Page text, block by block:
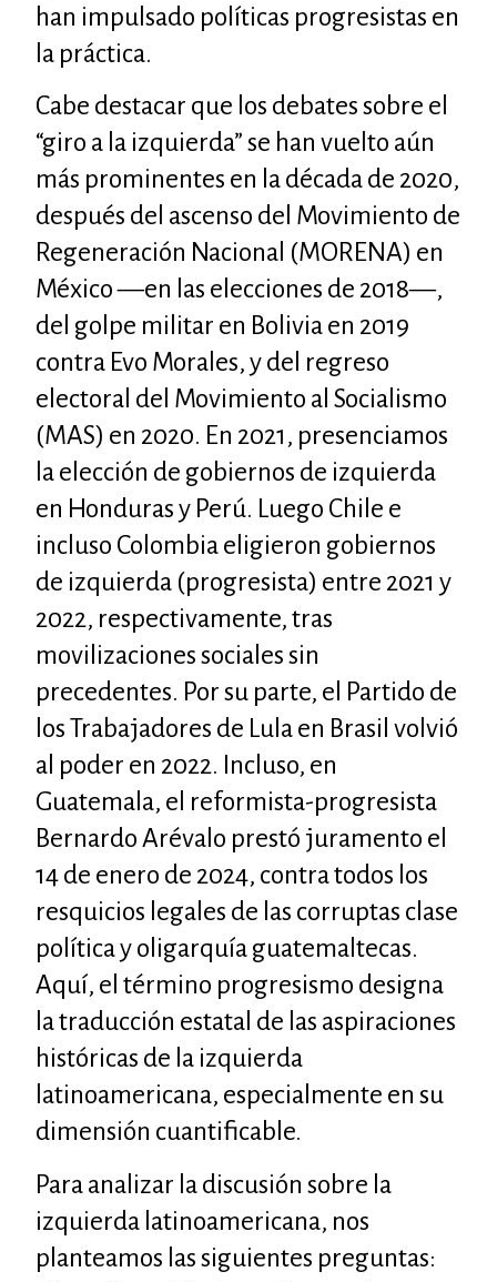
han impulsado políticas progresistas en
la práctica.
Cabe destacar que los debates sobre el
“giro a la izquierda” se han vuelto aún
más prominentes en la década de 2020,
después del ascenso del Movimiento de
Regeneración Nacional (MORENA) en
México —en las elecciones de 2018—,
del golpe militar en Bolivia en 2019
contra Evo Morales, y del regreso
electoral del Movimiento al Socialismo
(MAS) en 2020. En 2021, presenciamos
la elección de gobiernos de izquierda
en Honduras y Perú. Luego Chile e
incluso Colombia eligieron gobiernos
de izquierda (progresista) entre 2021 y
2022, respectivamente, tras
movilizaciones sociales sin
precedentes. Por su parte, el Partido de
los Trabajadores de Lula en Brasil volvió
al poder en 2022. Incluso, en
Guatemala, el reformista-progresista
Bernardo Arévalo prestó juramento el
14 de enero de 2024, contra todos los
resquicios legales de las corruptas clase
política y oligarquía guatemaltecas.
Aquí, el término progresismo designa
la traducción estatal de las aspiraciones
históricas de la izquierda
latinoamericana, especialmente en su
dimensión cuantificable.
Para analizar la discusión sobre la
izquierda latinoamericana, nos
planteamos las siguientes preguntas: